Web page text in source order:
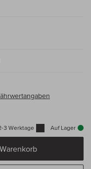
3 Werktage Auf Lager